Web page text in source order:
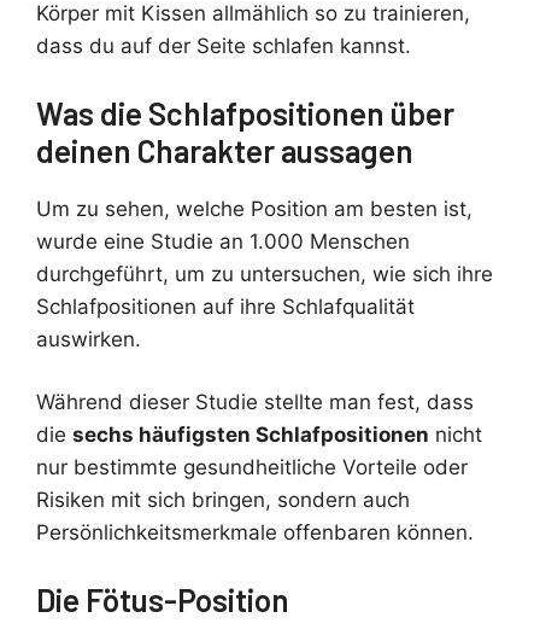
Körper mit Kissen allmählich so zu trainieren,
dass du auf der Seite schlafen kannst.
Was die Schlafpositionen über
deinen Charakter aussagen
Um zu sehen, welche Position am besten ist,
wurde eine Studie an 1.000 Menschen
durchgeführt, um zu untersuchen, wie sich ihre
Schlafpositionen auf ihre Schlafqualität
auswirken.
Während dieser Studie stellte man fest, dass
die sechs häufigsten Schlafpositionen nicht
nur bestimmte gesundheitliche Vorteile oder
Risiken mit sich bringen, sondern auch
Persönlichkeitsmerkmale offenbaren können.
Die Fötus-Position